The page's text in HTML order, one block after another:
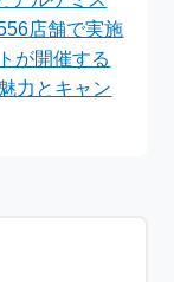
店舗で実施
が開催する
力とキャン